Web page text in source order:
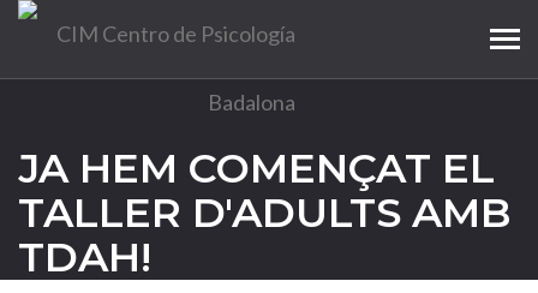
JA HEM COMENÇAT EL
TALLER D'ADULTS AMB
TDAH!